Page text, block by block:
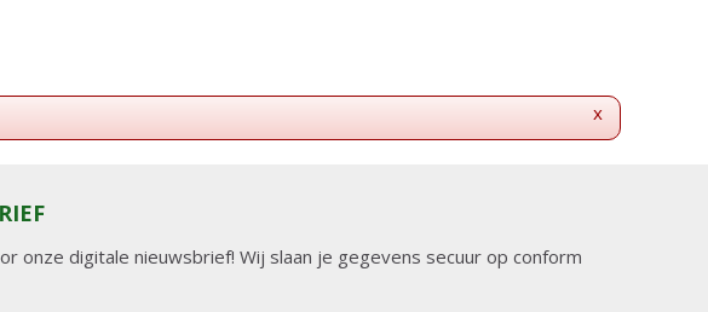
x
onze digitale nieuwsbrief! Wij slaan je gegevens secuur op conform